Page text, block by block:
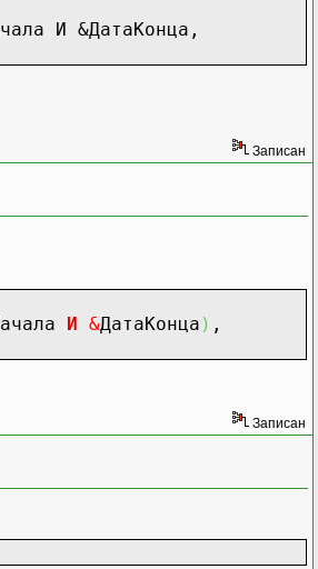
И &ДатаКонца,
Записан
И &ДатаКонца ) ,
Записан